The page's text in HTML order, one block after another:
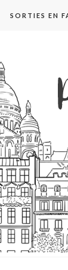
SORTIES EN